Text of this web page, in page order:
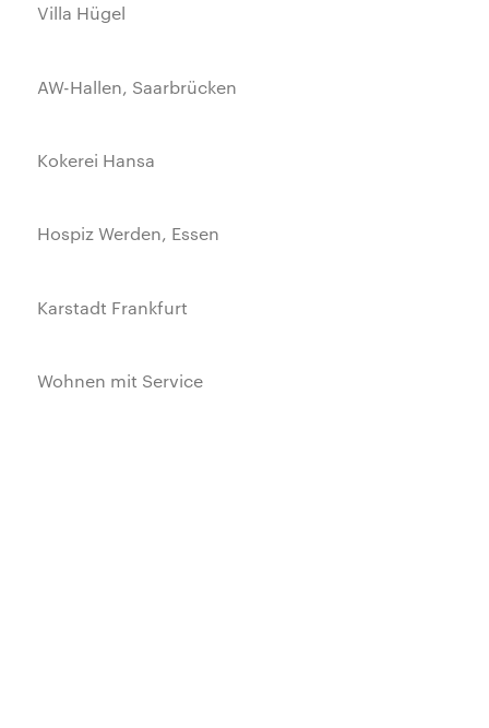
Villa Hügel
AW-Hallen, Saarbrücken
Kokerei Hansa
Hospiz Werden, Essen
Karstadt Frankfurt
Wohnen mit Service